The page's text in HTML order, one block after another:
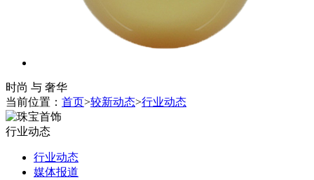
时尚 与 奢华
当前位置： 首页>较新动态>行业动态
行业动态
行业动态
媒体报道